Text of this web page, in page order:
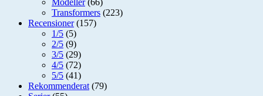
Modeller(66)
Transformers (223)
Recensioner(157)
1/5 (5)
2/5 (9)
3/5 (29)
4/5 (72)
5/5 (41)
Rekommenderat (79)